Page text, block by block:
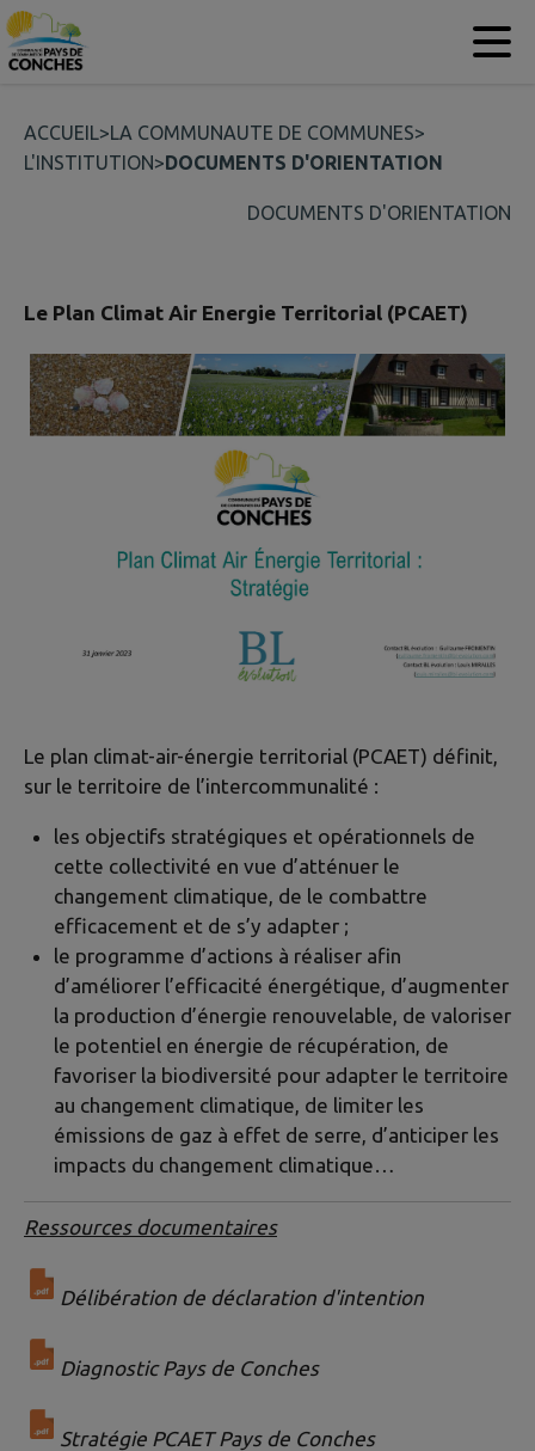
Contenu
ACCUEIL>LA COMMUNAUTE DE COMMUNES>
L'INSTITUTION>DOCUMENTS D'ORIENTATION
DOCUMENTS D'ORIENTATION
Le Plan Climat Air Energie Territorial (PCAET)
Le plan climat-air-énergie territorial (PCAET) définit,
sur le territoire de l’intercommunalité :
les objectifs stratégiques et opérationnels de
cette collectivité en vue d’atténuer le
changement climatique, de le combattre
efficacement et de s’y adapter ;
le programme d’actions à réaliser afin
d’améliorer l’efficacité énergétique, d’augmenter
la production d’énergie renouvelable, de valoriser
le potentiel en énergie de récupération, de
favoriser la biodiversité pour adapter le territoire
au changement climatique, de limiter les
émissions de gaz à effet de serre, d’anticiper les
impacts du changement climatique…
Ressources documentaires
Délibération de déclaration d'intention
Diagnostic Pays de Conches
Stratégie PCAET Pays de Conches